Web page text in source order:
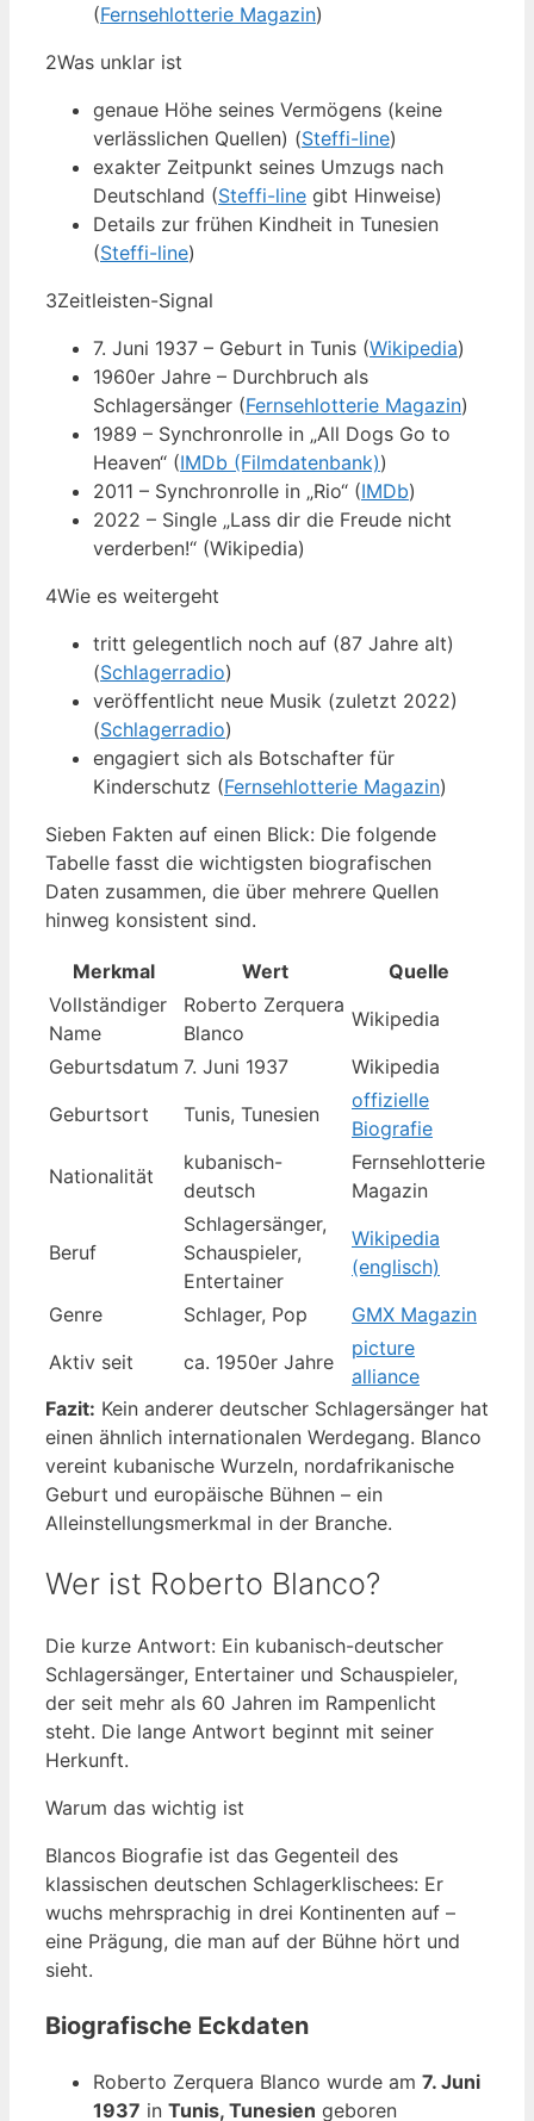
(Fernsehlotterie Magazin)
2Was unklar ist
genaue Höhe seines Vermögens (keine
verlässlichen Quellen) (Steffi-line)
exakter Zeitpunkt seines Umzugs nach
Deutschland (Steffi-line gibt Hinweise)
Details zur frühen Kindheit in Tunesien
(Steffi-line)
3Zeitleisten-Signal
7. Juni 1937 – Geburt in Tunis (Wikipedia)
1960er Jahre – Durchbruch als
Schlagersänger (Fernsehlotterie Magazin)
1989 – Synchronrolle in „All Dogs Go to
Heaven“ (IMDb (Filmdatenbank))
2011 – Synchronrolle in „Rio“ (IMDb)
2022 – Single „Lass dir die Freude nicht
verderben!“ (Wikipedia)
4Wie es weitergeht
tritt gelegentlich noch auf (87 Jahre alt)
(Schlagerradio)
veröffentlicht neue Musik (zuletzt 2022)
(Schlagerradio)
engagiert sich als Botschafter für
Kinderschutz (Fernsehlotterie Magazin)
Sieben Fakten auf einen Blick: Die folgende
Tabelle fasst die wichtigsten biografischen
Daten zusammen, die über mehrere Quellen
hinweg konsistent sind.
Merkmal Wert
Quelle
Vollständiger
Name
Roberto Zerquera
Blanco
Wikipedia
Geburtsdatum 7. Juni 1937
Wikipedia
Geburtsort
Tunis, Tunesien
offizielle
Biografie
Nationalität
kubanisch-
deutsch
Fernsehlotterie
Magazin
Beruf
Schlagersänger,
Schauspieler,
Entertainer
Wikipedia
(englisch)
Genre
Schlager, Pop
GMX Magazin
Aktiv seit
ca. 1950er Jahre
picture
alliance
Fazit: Kein anderer deutscher Schlagersänger hat
einen ähnlich internationalen Werdegang. Blanco
vereint kubanische Wurzeln, nordafrikanische
Geburt und europäische Bühnen – ein
Alleinstellungsmerkmal in der Branche.
Wer ist Roberto Blanco?
Die kurze Antwort: Ein kubanisch-deutscher
Schlagersänger, Entertainer und Schauspieler,
der seit mehr als 60 Jahren im Rampenlicht
steht. Die lange Antwort beginnt mit seiner
Herkunft.
Warum das wichtig ist
Blancos Biografie ist das Gegenteil des
klassischen deutschen Schlagerklischees: Er
wuchs mehrsprachig in drei Kontinenten auf –
eine Prägung, die man auf der Bühne hört und
sieht.
Biografische Eckdaten
Roberto Zerquera Blanco wurde am 7. Juni
1937 in Tunis, Tunesien geboren